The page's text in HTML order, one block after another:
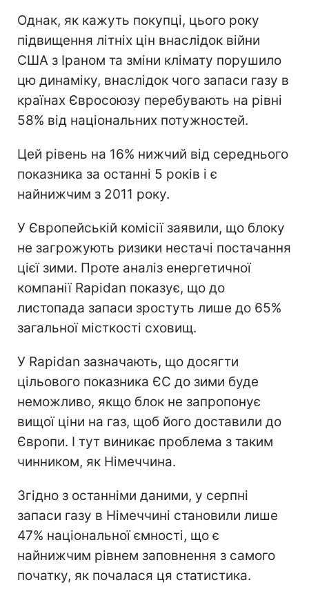
Однак, як кажуть покупці, цього року
підвищення літніх цін внаслідок війни
США з Іраном та зміни клімату порушило
цю динаміку, внаслідок чого запаси газу в
країнах Євросоюзу перебувають на рівні
58% від національних потужностей.
Цей рівень на 16% нижчий від середнього
показника за останні 5 років і є
найнижчим з 2011 року.
У Європейській комісії заявили, що блоку
не загрожують ризики нестачі постачання
цієї зими. Проте аналіз енергетичної
компанії Rapidan показує, що до
листопада запаси зростуть лише до 65%
загальної місткості сховищ.
У Rapidan зазначають, що досягти
цільового показника ЄС до зими буде
неможливо, якщо блок не запропонує
вищої ціни на газ, щоб його доставили до
Європи. І тут виникає проблема з таким
чинником, як Німеччина.
Згідно з останніми даними, у серпні
запаси газу в Німеччині становили лише
47% національної ємності, що є
найнижчим рівнем заповнення з самого
початку, як почалася ця статистика.